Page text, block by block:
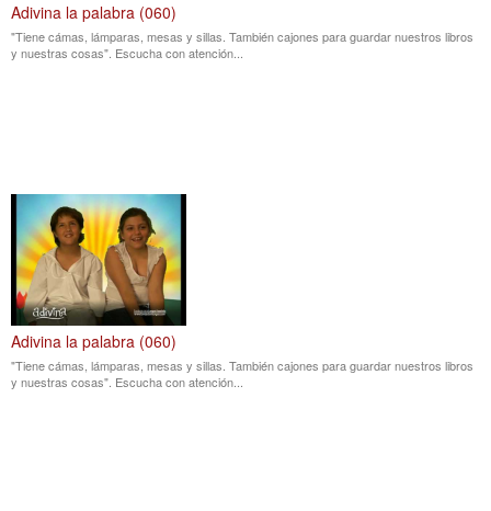
Adivina la palabra (060)
"Tiene cámas, lámparas, mesas y sillas. También cajones para guardar nuestros libros
y nuestras cosas". Escucha con atención...
Adivina la palabra (060)
"Tiene cámas, lámparas, mesas y sillas. También cajones para guardar nuestros libros
y nuestras cosas". Escucha con atención...